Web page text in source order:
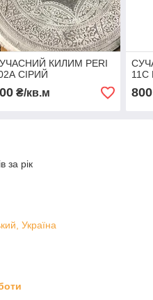
КИЛИМ PERI
СІРИЙ
₴/кв.м 800
за рік
Україна